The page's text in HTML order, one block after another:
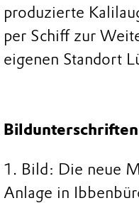
produzierte
per Schiff zur
eigenen Standort
1. Bild: Die neue
Anlage in